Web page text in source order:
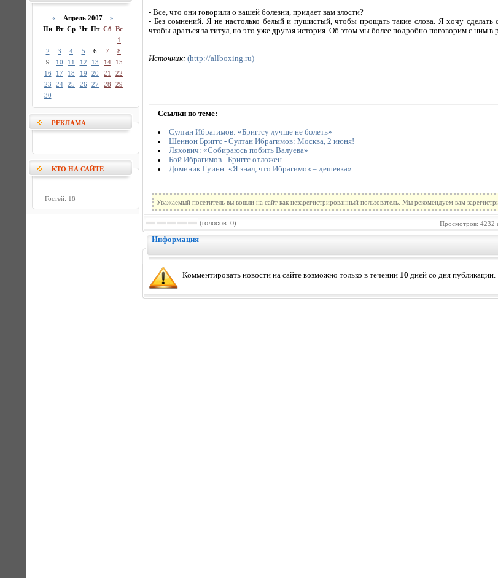
« Апрель 2007 »
Пн Вт Ср Чт Пт Сб Вс
1
2
3 4 5 6 7
8
9
10 11 12 13 14
15
16
17 18 19 20 21
22
23
24 25 26 27 28
29
30
РЕКЛАМА
КТО НА САЙТЕ
Гостей: 18
- Все, что они говорили о вашей болезни, придает вам злости?
- Без сомнений. Я не настолько белый и пушистый, чтобы прощать такие слова. Я хочу
чтобы драться за титул, но это уже другая история. Об этом мы более подробно поговорим с ним в
Источник: (http://allboxing.ru)
Ссылки по теме:
Султан Ибрагимов: «Бриггсу лучше не болеть»
Шеннон Бриггс - Султан Ибрагимов: Москва, 2 июня!
Ляхович: «Собираюсь побить Валуева»
Бой Ибрагимов - Бриггс отложен
Доминик Гуинн: «Я знал, что Ибрагимов – дешевка»
Уважаемый посетитель вы вошли на сайт как незарегистрированный пользователь. Мы рекомендуем вам
(голосов: 0) Просмотров: 4232
Информация
Комментировать новости на сайте возможно только в течении 10 дней со дня публикации.